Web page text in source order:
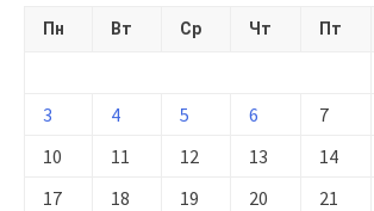
Пн Вт Ср Чт Пт
3
4 5 6 7
10
11 12 13 14
17
18 19 20 21